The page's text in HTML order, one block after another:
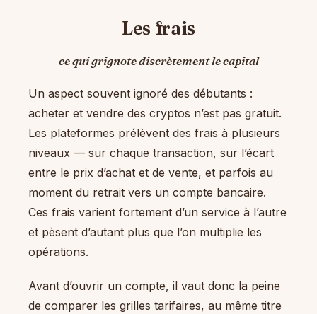
Les frais
ce qui grignote discrètement le capital
Un aspect souvent ignoré des débutants :
acheter et vendre des cryptos n’est pas gratuit.
Les plateformes prélèvent des frais à plusieurs
niveaux — sur chaque transaction, sur l’écart
entre le prix d’achat et de vente, et parfois au
moment du retrait vers un compte bancaire.
Ces frais varient fortement d’un service à l’autre
et pèsent d’autant plus que l’on multiplie les
opérations.
Avant d’ouvrir un compte, il vaut donc la peine
de comparer les grilles tarifaires, au même titre